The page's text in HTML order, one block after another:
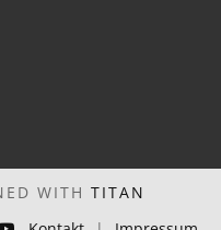
WITH TITAN